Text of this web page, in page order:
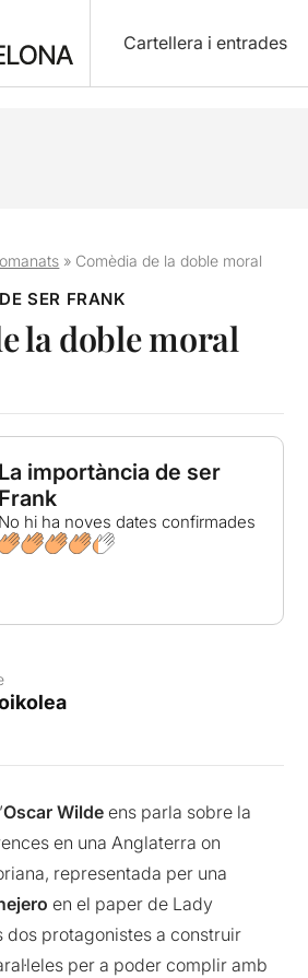
Cartellera i entrades
» Comèdia de la doble moral
SER FRANK
la doble moral
La importància de ser
Frank
No hi ha noves dates confirmades
Oscar Wildeens parla sobre la
en una Anglaterra on
representada per una
en el paper de Lady
dos protagonistes a construir
per a poder complir amb